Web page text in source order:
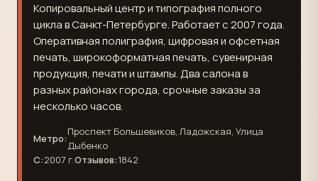
Копировальный центр и типография полного
цикла в Санкт-Петербурге. Работает с 2007 года.
Оперативная полиграфия, цифровая и офсетная
печать, широкоформатная печать, сувенирная
продукция, печати и штампы. Два салона в
разных районах города, срочные заказы за
несколько часов.
Метро:
Проспект Большевиков, Ладожская, Улица
Дыбенко
С:2007 г.Отзывов:1842